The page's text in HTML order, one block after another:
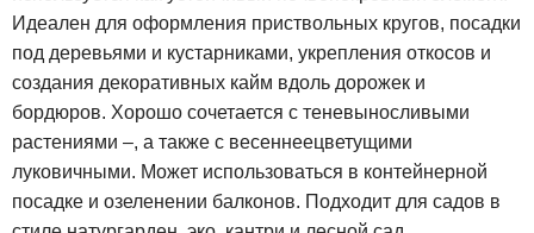
Идеален для оформления приствольных кругов, посадки
под деревьями и кустарниками, укрепления откосов и
создания декоративных кайм вдоль дорожек и
бордюров. Хорошо сочетается с теневыносливыми
растениями –, а также с весеннеецветущими
луковичными. Может использоваться в контейнерной
посадке и озеленении балконов. Подходит для садов в